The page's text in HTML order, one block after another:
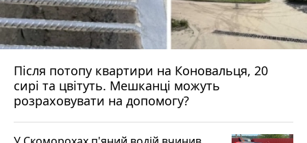
Після потопу квартири на Коновальця, 20
сирі та цвітуть. Мешканці можуть
розраховувати на допомогу?